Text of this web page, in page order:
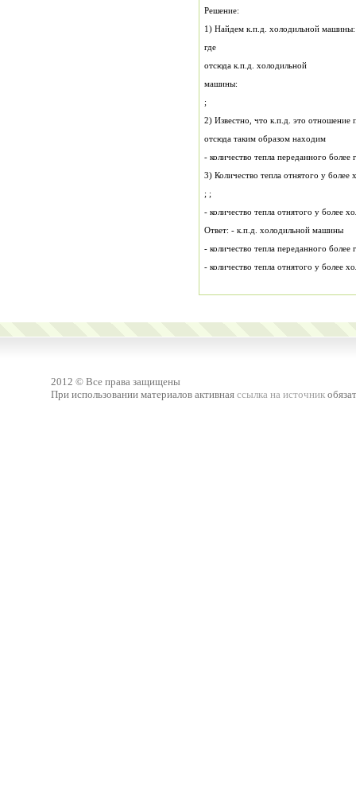
Решение:
1) Найдем к.п.д. холодильной машины:
где
отсюда к.п.д. холодильной
машины:
;
2) Известно, что к.п.д. это
отсюда таким образом находим
- количество тепла переданного более
3) Количество тепла отнятого у
; ;
- количество тепла отнятого у более
Ответ: - к.п.д. холодильной машины
- количество тепла переданного более
- количество тепла отнятого у более
2012 © Все права защищены
При использовании материалов активная ссылка на источник